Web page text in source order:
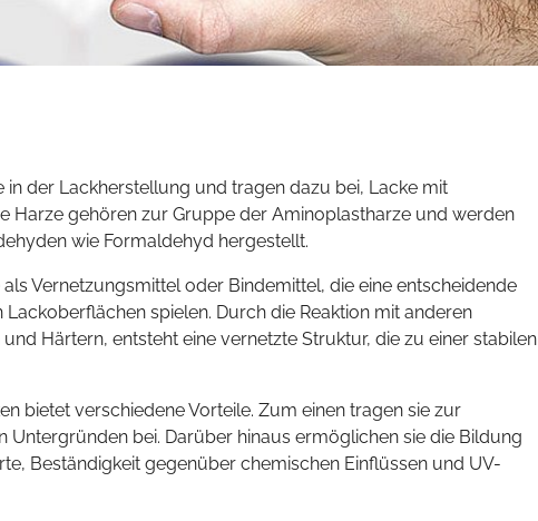
der Lackherstellung und tragen dazu bei, Lacke mit
Harze gehören zur Gruppe der Aminoplastharze und werden
wie Formaldehyd hergestellt.
Vernetzungsmittel oder Bindemittel, die eine entscheidende
spielen. Durch die Reaktion mit anderen
Härtern, entsteht eine vernetzte Struktur, die zu einer stabilen
bietet verschiedene Vorteile. Zum einen tragen sie zur
bei. Darüber hinaus ermöglichen sie die Bildung
Beständigkeit gegenüber chemischen Einflüssen und UV-